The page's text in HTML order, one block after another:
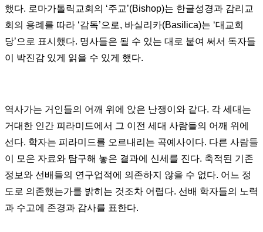
했다. 로마가톨릭교회의 ‘주교’(Bishop)는 한글성경과 감리교
회의 용례를 따라 ‘감독’으로, 바실리카(Basilica)는 ‘대교회
당’으로 표시했다. 명사들은 될 수 있는 대로 붙여 써서 독자들
이 박진감 있게 읽을 수 있게 했다.
역사가는 거인들의 어깨 위에 앉은 난쟁이와 같다. 각 세대는
거대한 인간 피라미드에서 그 이전 세대 사람들의 어깨 위에
선다. 학자는 피라미드를 오르내리는 곡예사이다. 다른 사람들
이 모은 자료와 탐구해 놓은 결과에 신세를 진다. 축적된 기존
정보와 선배들의 연구업적에 의존하지 않을 수 없다. 어느 정
도로 의존했는가를 밝히는 것조차 어렵다. 선배 학자들의 노력
과 수고에 존경과 감사를 표한다.